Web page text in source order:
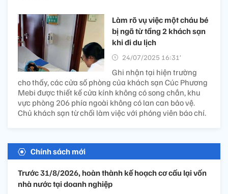
Làm rõ vụ việc một cháu bé
bị ngã từ tầng 2 khách sạn
khi đi du lịch
24/07/2025 16:31’
Ghi nhận tại hiện trường
cho thấy, các cửa số phòng của khách sạn Cúc Phương
Mebi được thiết kế cửa kính không có song chắn, khu
vực phòng 206 phía ngoài không có lan can bảo vệ.
Chủ khách sạn từ chối làm việc với phóng viên báo chí.
Chính sách mới
Trước 31/8/2026, hoàn thành kế hoạch cơ cấu lại vốn
nhà nước tại doanh nghiệp